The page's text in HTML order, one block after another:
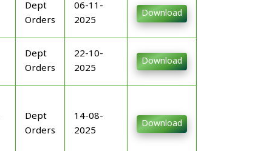
Dept
Orders
06-11-
2025
Download
Dept
Orders
22-10-
2025
Download
Dept
Orders
14-08-
2025
Download